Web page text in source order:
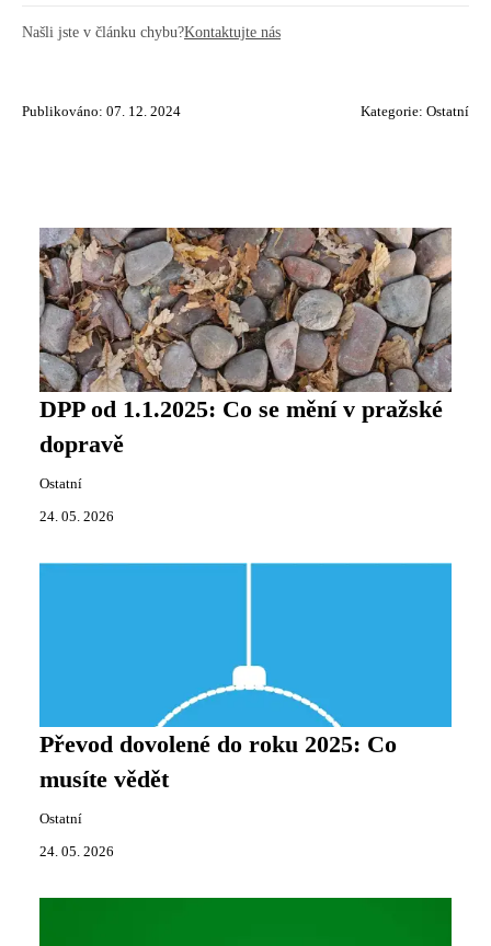
Našli jste v článku chybu?Kontaktujte nás
Publikováno: 07. 12. 2024 Kategorie: Ostatní
DPP od 1.1.2025: Co se mění v pražské
dopravě
Ostatní
24. 05. 2026
Převod dovolené do roku 2025: Co
musíte vědět
Ostatní
24. 05. 2026